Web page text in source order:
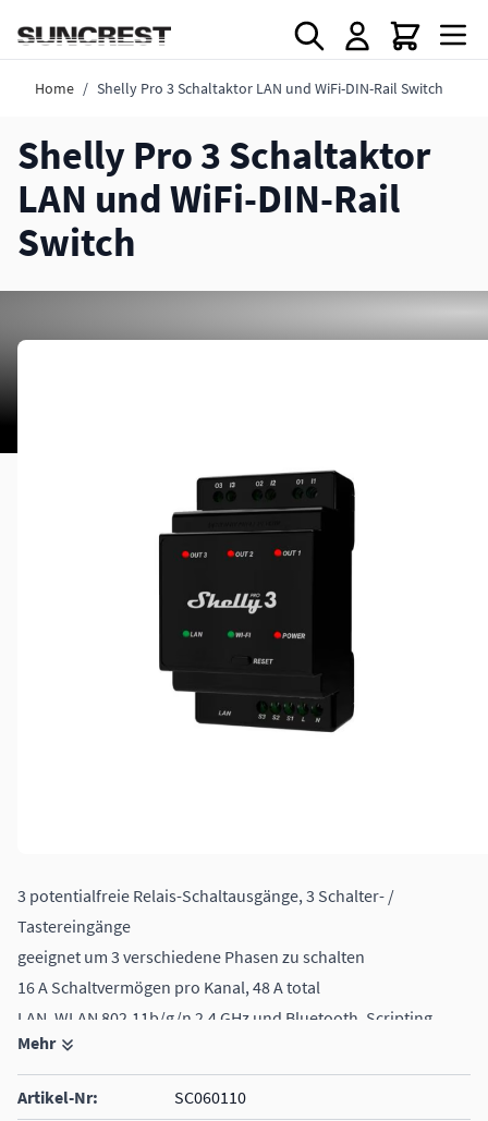
Home / Shelly Pro 3 Schaltaktor LAN und WiFi-DIN-Rail Switch
Shelly Pro 3 Schaltaktor
LAN und WiFi-DIN-Rail
Switch
3 potentialfreie Relais-Schaltausgänge, 3 Schalter- /
Tastereingänge
geeignet um 3 verschiedene Phasen zu schalten
16 A Schaltvermögen pro Kanal, 48 A total
LAN, WLAN 802.11b/g/n 2.4 GHz und Bluetooth, Scripting
möglich
Google Home, Amazon Alexa, MQTT, SmartThings, REST-API,
Home Assistant, homey, openHAB, u.v.m
Mehr
Artikel-Nr: SC060110